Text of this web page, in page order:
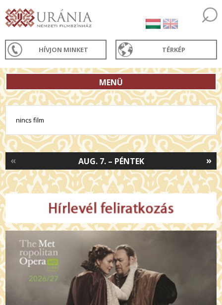
HÍVJON MINKET TÉRKÉP
MENÜ
nincs film
»
AUG. 7. – PÉNTEK
«